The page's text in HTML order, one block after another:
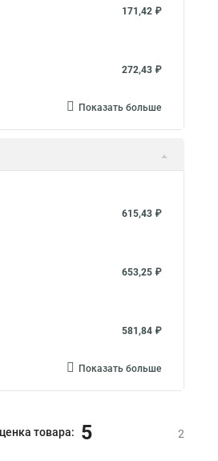
171,42 ₽
272,43 ₽
Показать больше
615,43 ₽
653,25 ₽
581,84 ₽
Показать больше
товара: 5 2